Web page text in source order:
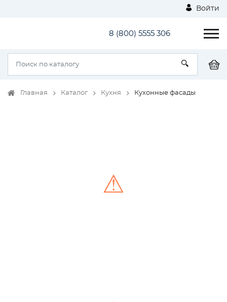
Войти
8 (800) 5555 306
Главная Каталог Кухня Кухонные фасады
⚠